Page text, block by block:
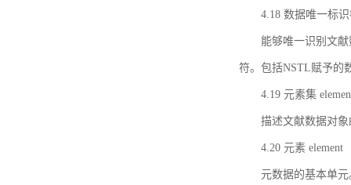
4.18 数据唯一标
能够唯一识别文
符。包括NSTL赋予的
4.19 元素集
描述文献数据对
4.20 元素 element
元数据的基本单元